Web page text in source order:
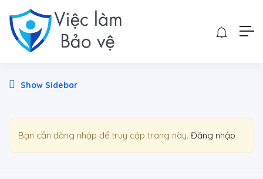
Show Sidebar
Bạn cần đăng nhập để truy cập trang này. Đăng nhập